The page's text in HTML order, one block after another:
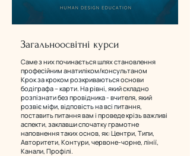
Загальноосвітні курси
Саме з них починається шлях становлення
професійним анатиліком/консультаном
Крок за кроком розкриваються основи
бодіграфа – карти. На рівні, який складно
розпізнати без провідника - вчителя, який
розвіє міфи, відповість на всі питання,
поставить питання вам і проведе крізь важливі
аспекти, заклавши спочатку грамотне
наповнення таких основ, як: Центри, Типи,
Авторитети, Контури, червоне-чорне, лінії,
Канали, Профілі.